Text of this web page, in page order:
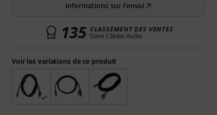
Voir les variations de ce produit
Informations sur l'envoi
135 CLASSEMENT DES VENTES
Dans Câbles Audio